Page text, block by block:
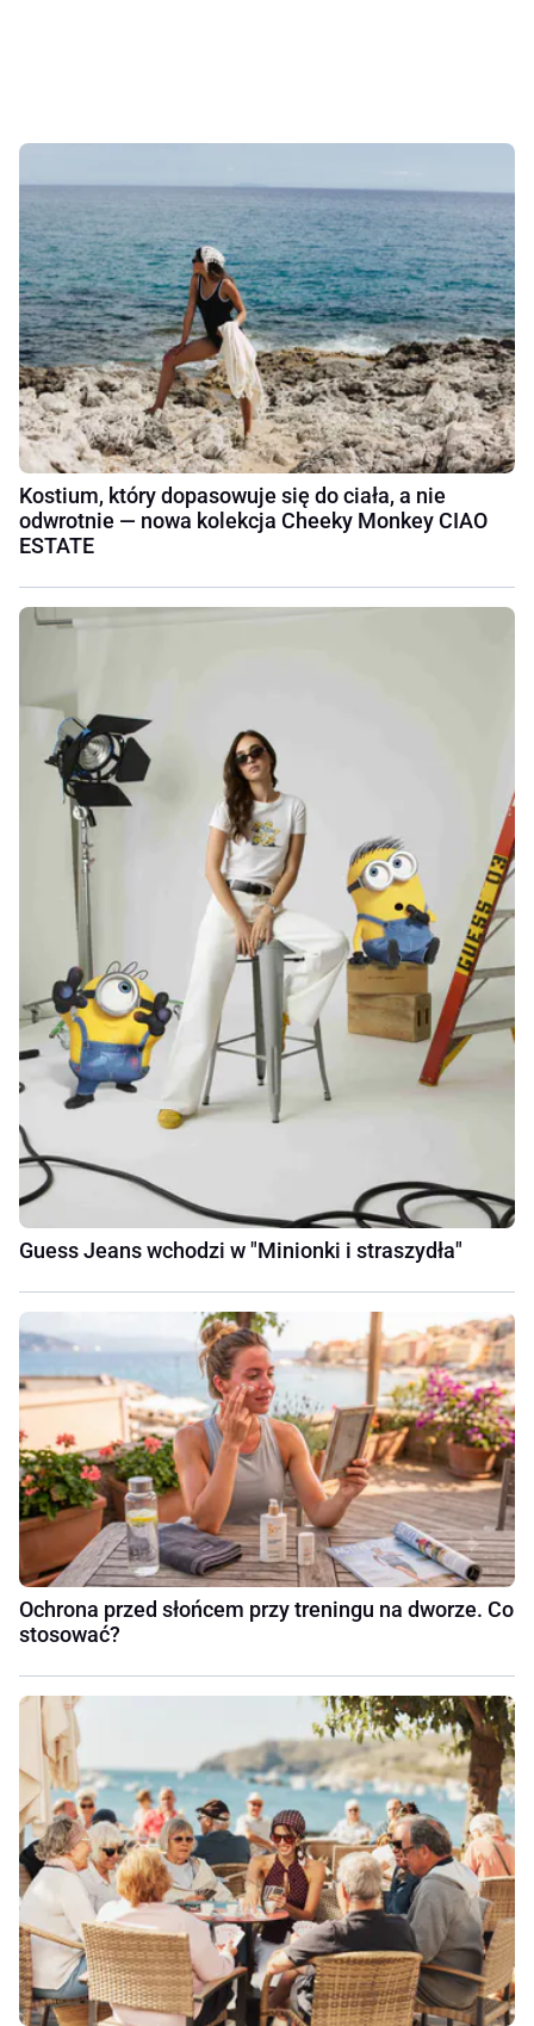
Kostium, który dopasowuje się do ciała, a nie
odwrotnie — nowa kolekcja Cheeky Monkey CIAO
ESTATE
Guess Jeans wchodzi w "Minionki i straszydła"
Ochrona przed słońcem przy treningu na dworze. Co
stosować?